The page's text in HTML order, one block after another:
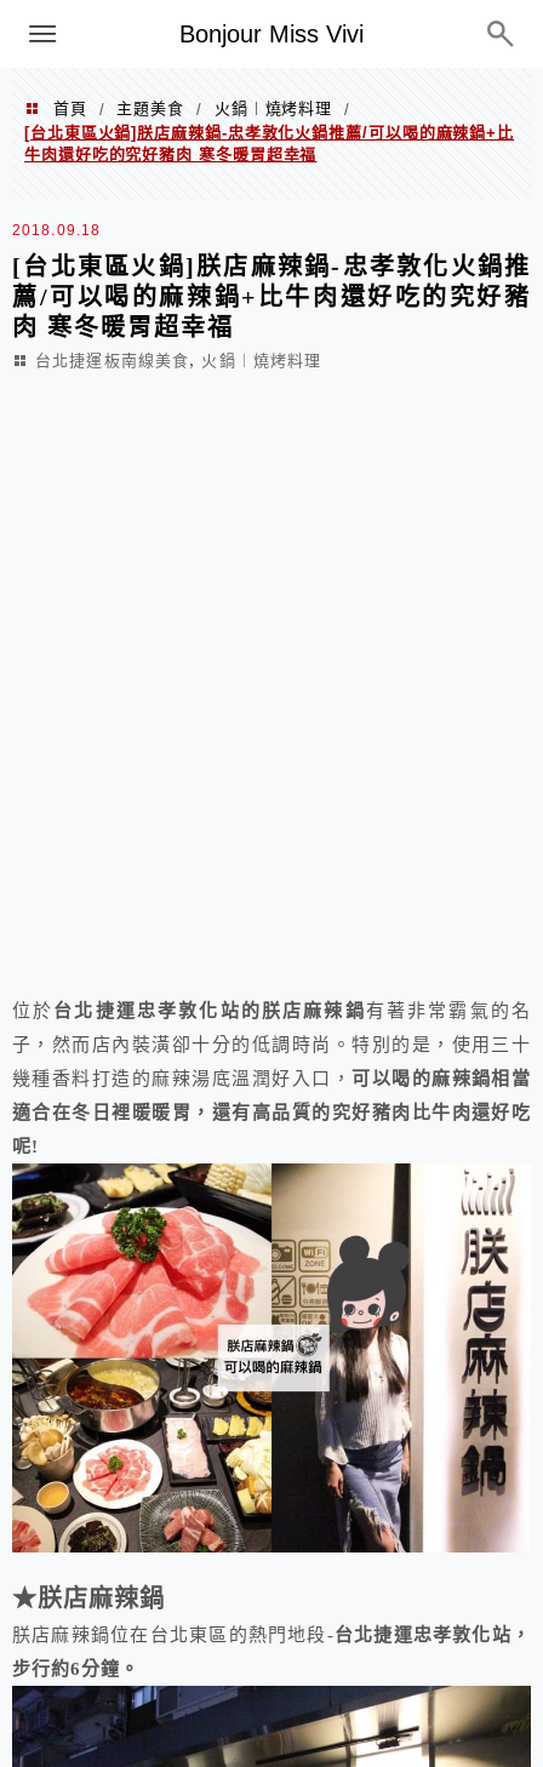
Bonjour Miss Vivi
選單
首頁 / 主題美食 / 火鍋︱燒烤料理
/
[台北東區火鍋]朕店麻辣鍋-忠孝敦化火鍋推薦/可以喝的麻辣鍋+比
牛肉還好吃的究好豬肉 寒冬暖胃超幸福
2018.09.18
[台北東區火鍋]朕店麻辣鍋-忠孝敦化火鍋推
薦/可以喝的麻辣鍋+比牛肉還好吃的究好豬
肉 寒冬暖胃超幸福
台北捷運板南線美食, 火鍋︱燒烤料理
位於台北捷運忠孝敦化站的朕店麻辣鍋有著非常霸氣的名
子，然而店內裝潢卻十分的低調時尚。特別的是，使用三十
幾種香料打造的麻辣湯底溫潤好入口， 可以喝的麻辣鍋相當
適合在冬日裡暖暖胃，還有高品質的究好豬肉比牛肉還好吃
呢!
★朕店麻辣鍋
朕店麻辣鍋位在台北東區的熱門地段-台北捷運忠孝敦化站，
步行約6分鐘。